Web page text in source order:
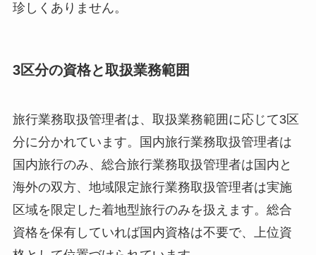
珍しくありません。
3区分の資格と取扱業務範囲
旅行業務取扱管理者は、取扱業務範囲に応じて3区
分に分かれています。国内旅行業務取扱管理者は
国内旅行のみ、総合旅行業務取扱管理者は国内と
海外の双方、地域限定旅行業務取扱管理者は実施
区域を限定した着地型旅行のみを扱えます。総合
資格を保有していれば国内資格は不要で、上位資